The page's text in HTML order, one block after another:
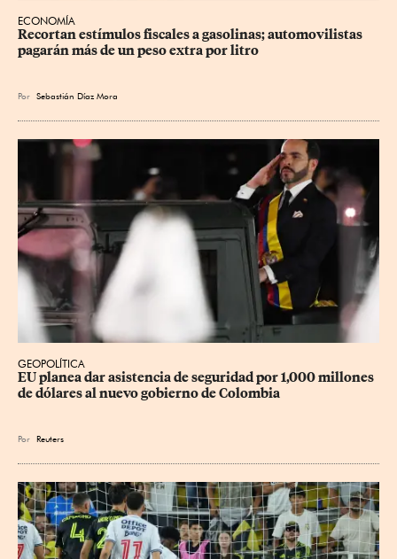
ECONOMÍA
Recortan estímulos fiscales a gasolinas; automovilistas
pagarán más de un peso extra por litro
Por Sebastián Díaz Mora
GEOPOLÍTICA
EU planea dar asistencia de seguridad por 1,000 millones
de dólares al nuevo gobierno de Colombia
Por Reuters